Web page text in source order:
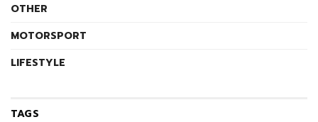
OTHER
MOTORSPORT
LIFESTYLE
TAGS